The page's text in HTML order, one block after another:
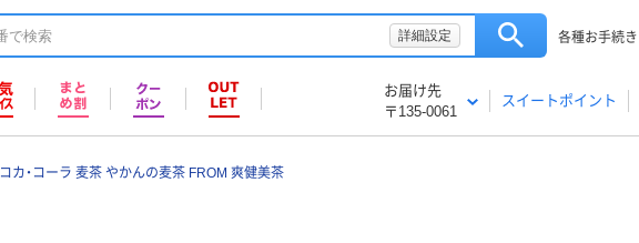
詳細設定 各種お手続き
お届け先
〒135-0061
スイートポイント
コカ・コーラ 麦茶 やかんの麦茶 FROM 爽健美茶